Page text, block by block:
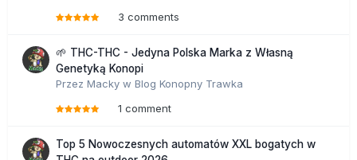
3 comments
🌱 THC-THC - Jedyna Polska Marka z Własną
Genetyką Konopi
Przez Macky w Blog Konopny Trawka
1 comment
Top 5 Nowoczesnych automatów XXL bogatych w